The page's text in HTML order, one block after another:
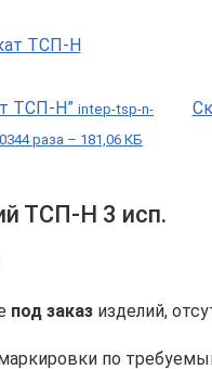
ТСП-Н” intep-tsp-n-
раза – 181,06 КБ
ТСП-Н 3 исп.
под заказ изделий,
по